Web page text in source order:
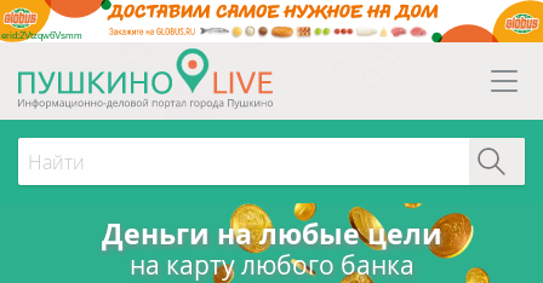
erid:2Vtzqw6Vsmm
Деньги на любые цели
на карту любого банка